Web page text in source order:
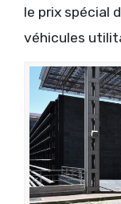
le prix spécial
véhicules